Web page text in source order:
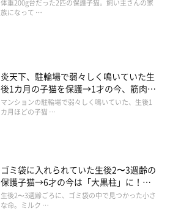
体重200g台だった2匹の保護子猫。飼い主さんの家
族になって …
炎天下、駐輪場で弱々しく鳴いていた生
後1カ月の子猫を保護→1才の今、筋肉質
でツンデレなコに成長
マンションの駐輪場で弱々しく鳴いていた、生後1
カ月ほどの子猫 …
ゴミ袋に入れられていた生後2〜3週齢の
保護子猫→6才の今は「大黒柱」に！
美しい黒猫に成長した姿にグッとくる
生後2〜3週齢ごろに、ゴミ袋の中で見つかった小さ
な命。ミルク …